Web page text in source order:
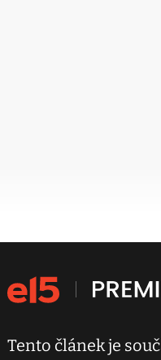
Tento článek je